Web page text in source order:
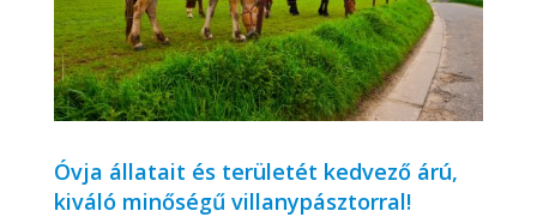
Óvja állatait és területét kedvező árú,
kiváló minőségű villanypásztorral!